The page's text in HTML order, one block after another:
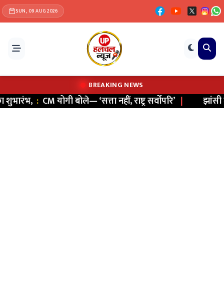
SUN, 09 AUG 2026
BREAKING NEWS
:CM योगी बोले— ‘सत्ता नहीं, राष्ट्र सर्वोपरि’ | झांसी में